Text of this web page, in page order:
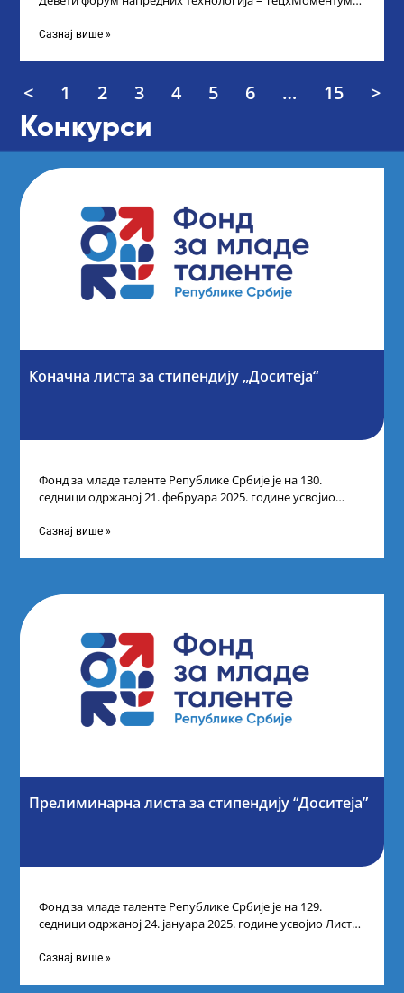
Сазнај више »
< 1 2 3 4 5 6 … 15 >
Конкурси
Коначна листа за стипендију „Доситеја“
Фонд за младе таленте Републике Србије је на 130.
седници одржаној 21. фебруара 2025. године усвојио
Сазнај више »
Прелиминарна листа за стипендију “Доситеја”
Фонд за младе таленте Републике Србије је на 129.
седници одржаној 24. јануара 2025. године усвојио Листу
Сазнај више »